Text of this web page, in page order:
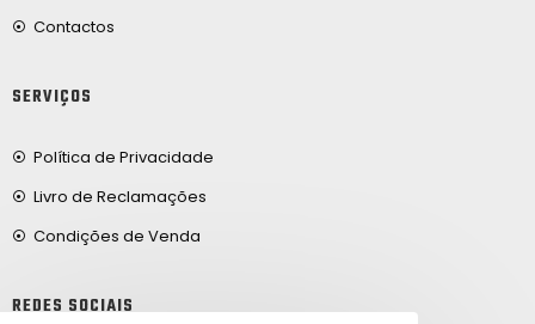
Contactos
SERVIÇOS
Política de Privacidade
Livro de Reclamações
Condições de Venda
REDES SOCIAIS